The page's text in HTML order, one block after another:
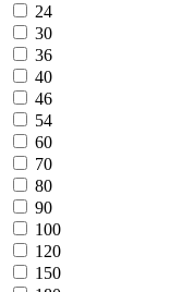
24
30
36
40
46
54
60
70
80
90
100
120
150